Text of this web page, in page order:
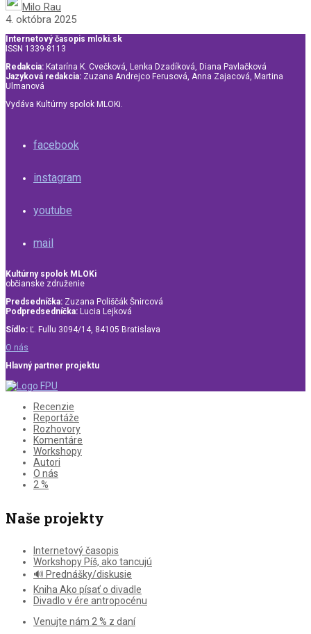
Milo Rau
4. októbra 2025
Internetový časopis mloki.sk
ISSN 1339-8113
Redakcia: Katarína K. Cvečková, Lenka Dzadíková, Diana Pavlačková
Jazyková redakcia: Zuzana Andrejco Ferusová, Anna Zajacová, Martina
Ulmanová
Vydáva Kultúrny spolok MLOKi.
facebook
instagram
youtube
mail
Kultúrny spolok MLOKi
občianske združenie
Predsedníčka: Zuzana Poliščák Šnircová
Podpredsedníčka: Lucia Lejková
Sídlo: Ľ. Fullu 3094/14, 84105 Bratislava
O nás
Hlavný partner projektu
Recenzie
Reportáže
Rozhovory
Komentáre
Workshopy
Autori
O nás
2 %
Naše projekty
Internetový časopis
Workshopy Píš, ako tancujú
🔊 Prednášky/diskusie
Kniha Ako písať o divadle
Divadlo v ére antropocénu
Venujte nám 2 % z daní